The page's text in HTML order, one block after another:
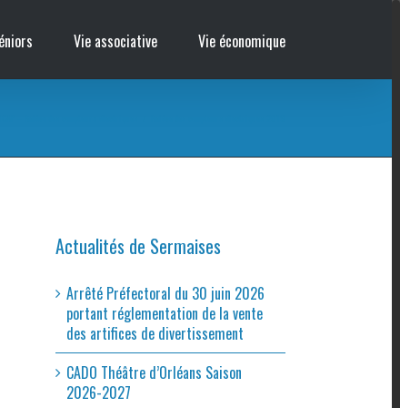
Vie associative Vie économique
Actualités de Sermaises
Arrêté Préfectoral du 30 juin 2026
portant réglementation de la vente
des artifices de divertissement
CADO Théâtre d’Orléans Saison
2026-2027